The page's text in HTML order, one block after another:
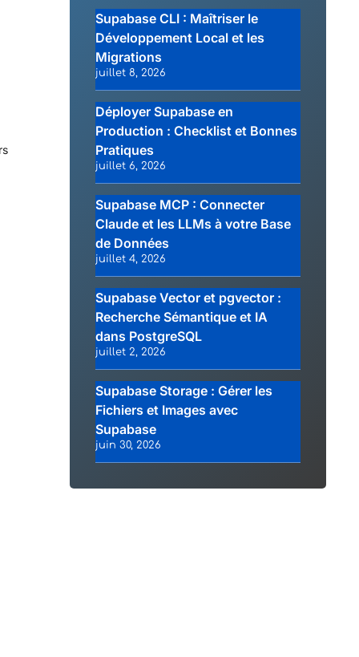
Supabase CLI : Maîtriser le
Développement Local et les
Migrations
juillet 8, 2026
Déployer Supabase en
Production : Checklist et Bonnes
Pratiques
juillet 6, 2026
Supabase MCP : Connecter
Claude et les LLMs à votre Base
de Données
juillet 4, 2026
Supabase Vector et pgvector :
Recherche Sémantique et IA
dans PostgreSQL
juillet 2, 2026
Supabase Storage : Gérer les
Fichiers et Images avec
Supabase
juin 30, 2026